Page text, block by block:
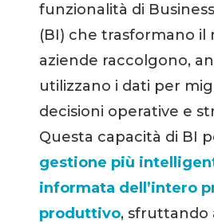
funzionalità di
(BI) che trasformano il
aziende raccolgono,
utilizzano i dati per
decisioni operative e
Questa capacità di BI
gestione più
informata dell’intero
produttivo, sfruttando